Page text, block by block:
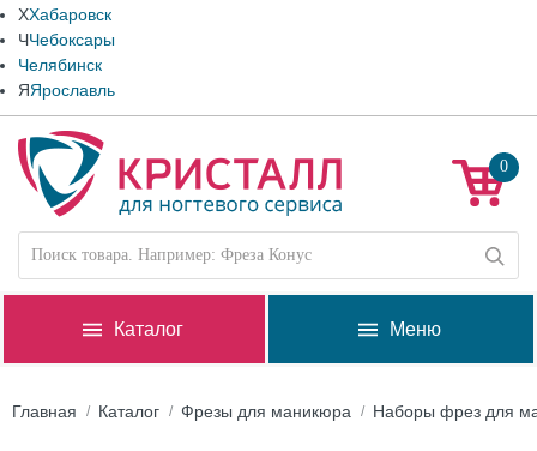
ХХабаровск
ЧЧебоксары
Челябинск
ЯЯрославль
0
Каталог Меню
Главная Каталог Фрезы для маникюра Наборы фрез для